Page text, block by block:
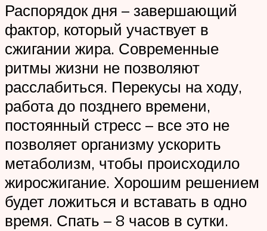
Распорядок дня – завершающий
фактор, который участвует в
сжигании жира. Современные
ритмы жизни не позволяют
расслабиться. Перекусы на ходу,
работа до позднего времени,
постоянный стресс – все это не
позволяет организму ускорить
метаболизм, чтобы происходило
жиросжигание. Хорошим решением
будет ложиться и вставать в одно
время. Спать – 8 часов в сутки.